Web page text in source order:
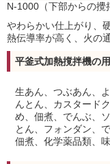
N-1000（下部からの攪
やわらかい仕上がり、
熱伝導率が高く、火の
平釜式加熱撹拌機の
生あん、つぶあん、
んとん、カスタード
め、佃煮、でんぶ、
とん、フォンダン、
佃煮、化学薬品類、